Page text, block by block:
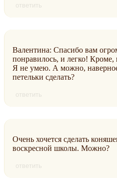
ответить
Валентина: Спасибо вам
понравилось, и легко! Кроме,
Я не умею. А можно,
петельки сделать?
ответить
Очень хочется сделать
воскресной школы. Можно?
ответить